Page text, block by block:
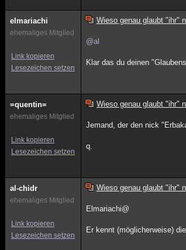
elmariachi
ehemaliges Mitglied
Link kopieren
Lesezeichen setzen
Wieso genau glaubt "ihr"
@al
Klar das du deinen
=quentin=
ehemaliges Mitglied
Link kopieren
Lesezeichen setzen
Wieso genau glaubt "ihr"
Jemand, der den nick
q.
al-chidr
ehemaliges Mitglied
Link kopieren
Lesezeichen setzen
Wieso genau glaubt "ihr"
Elmariachi@
Er kennt (möglicherweise)